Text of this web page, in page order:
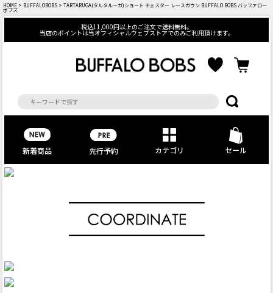
HOME > BUFFALOBOBS > TARTARUGA(タルタルーガ)ショート チェスター レースガウン BUFFALO BOBS バッファロー
ボブズ
税込11,000円以上のご注文で送料無料。
当店のポイントは当オフィシャルウェブストアでのみご利用頂けます。
新着商品 先行予約 カテゴリ セール